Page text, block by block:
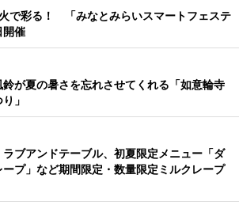
で彩る！ 「みなとみらいスマートフェステ
開催
が夏の暑さを忘れさせてくれる「如意輪寺
」
ブアンドテーブル、初夏限定メニュー「ダ
プ」など期間限定・数量限定ミルクレープ